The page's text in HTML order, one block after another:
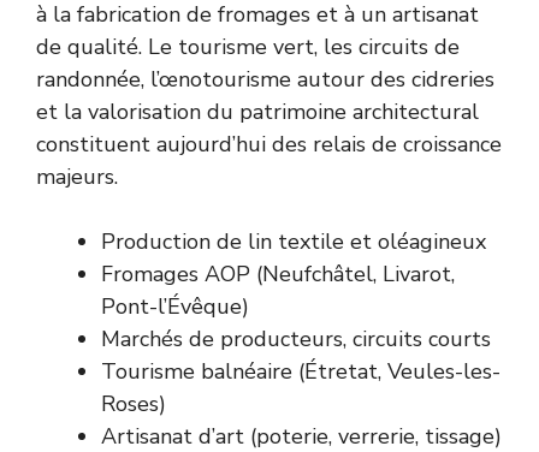
à la fabrication de fromages et à un artisanat
de qualité. Le tourisme vert, les circuits de
randonnée, l’œnotourisme autour des cidreries
et la valorisation du patrimoine architectural
constituent aujourd’hui des relais de croissance
majeurs.
Production de lin textile et oléagineux
Fromages AOP (Neufchâtel, Livarot,
Pont-l’Évêque)
Marchés de producteurs, circuits courts
Tourisme balnéaire (Étretat, Veules-les-
Roses)
Artisanat d’art (poterie, verrerie, tissage)